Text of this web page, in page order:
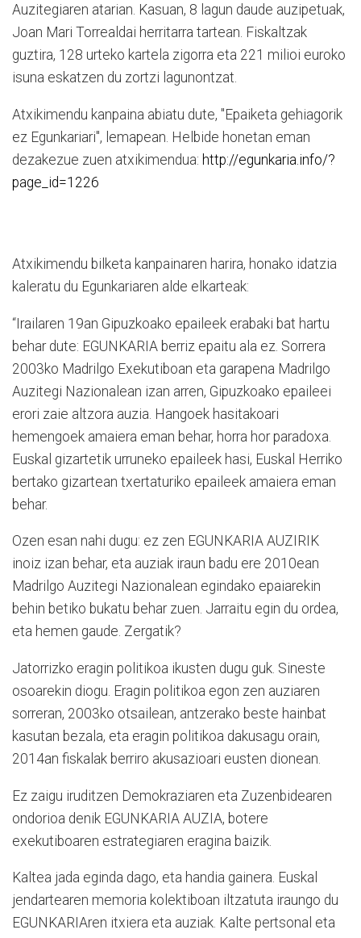
Auzitegiaren atarian. Kasuan, 8 lagun daude auzipetuak,
Joan Mari Torrealdai herritarra tartean. Fiskaltzak
guztira, 128 urteko kartela zigorra eta 221 milioi euroko
isuna eskatzen du zortzi lagunontzat.
Atxikimendu kanpaina abiatu dute, "Epaiketa gehiagorik
ez Egunkariari", lemapean. Helbide honetan eman
dezakezue zuen atxikimendua: http://egunkaria.info/?
page_id=1226
Atxikimendu bilketa kanpainaren harira, honako idatzia
kaleratu du Egunkariaren alde elkarteak:
“Irailaren 19an Gipuzkoako epaileek erabaki bat hartu
behar dute: EGUNKARIA berriz epaitu ala ez. Sorrera
2003ko Madrilgo Exekutiboan eta garapena Madrilgo
Auzitegi Nazionalean izan arren, Gipuzkoako epaileei
erori zaie altzora auzia. Hangoek hasitakoari
hemengoek amaiera eman behar, horra hor paradoxa.
Euskal gizartetik urruneko epaileek hasi, Euskal Herriko
bertako gizartean txertaturiko epaileek amaiera eman
behar.
Ozen esan nahi dugu: ez zen EGUNKARIA AUZIRIK
inoiz izan behar, eta auziak iraun badu ere 2010ean
Madrilgo Auzitegi Nazionalean egindako epaiarekin
behin betiko bukatu behar zuen. Jarraitu egin du ordea,
eta hemen gaude. Zergatik?
Jatorrizko eragin politikoa ikusten dugu guk. Sineste
osoarekin diogu. Eragin politikoa egon zen auziaren
sorreran, 2003ko otsailean, antzerako beste hainbat
kasutan bezala, eta eragin politikoa dakusagu orain,
2014an fiskalak berriro akusazioari eusten dionean.
Ez zaigu iruditzen Demokraziaren eta Zuzenbidearen
ondorioa denik EGUNKARIA AUZIA, botere
exekutiboaren estrategiaren eragina baizik.
Kaltea jada eginda dago, eta handia gainera. Euskal
jendartearen memoria kolektiboan iltzatuta iraungo du
EGUNKARIAren itxiera eta auziak. Kalte pertsonal eta